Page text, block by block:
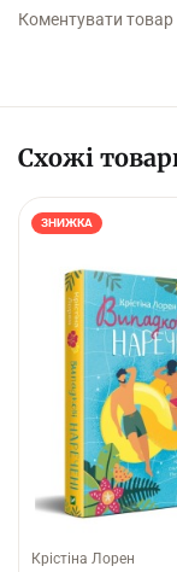
Коментувати товар
Схожі
ЗНИЖКА
Крістіна Лорен